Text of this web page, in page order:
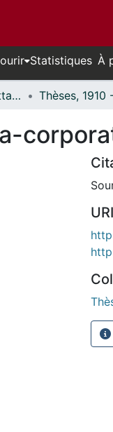
Statistiques À
Thèses uOttawa // uOttawa Theses
URI